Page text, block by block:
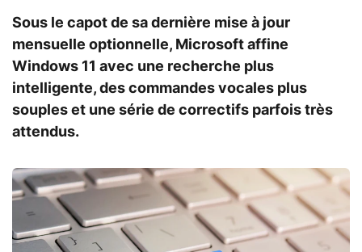
Sous le capot de sa dernière mise à jour
mensuelle optionnelle, Microsoft affine
Windows 11 avec une recherche plus
intelligente, des commandes vocales plus
souples et une série de correctifs parfois très
attendus.